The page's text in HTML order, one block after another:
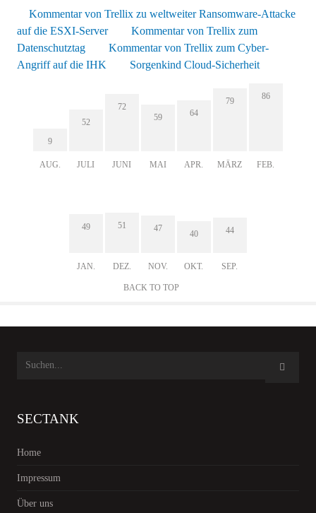
Kommentar von Trellix zu weltweiter Ransomware-Attacke
auf die ESXI-Server
Kommentar von Trellix zum
Datenschutztag
Kommentar von Trellix zum Cyber-
Angriff auf die IHK
Sorgenkind Cloud-Sicherheit
9
AUG.
52
JULI
72
JUNI
59
MAI
64
APR.
79
MÄRZ
86
FEB.
49
JAN.
51
DEZ.
47
NOV.
40
OKT.
44
SEP.
BACK TO TOP
SECTANK
Home
Impressum
Über uns